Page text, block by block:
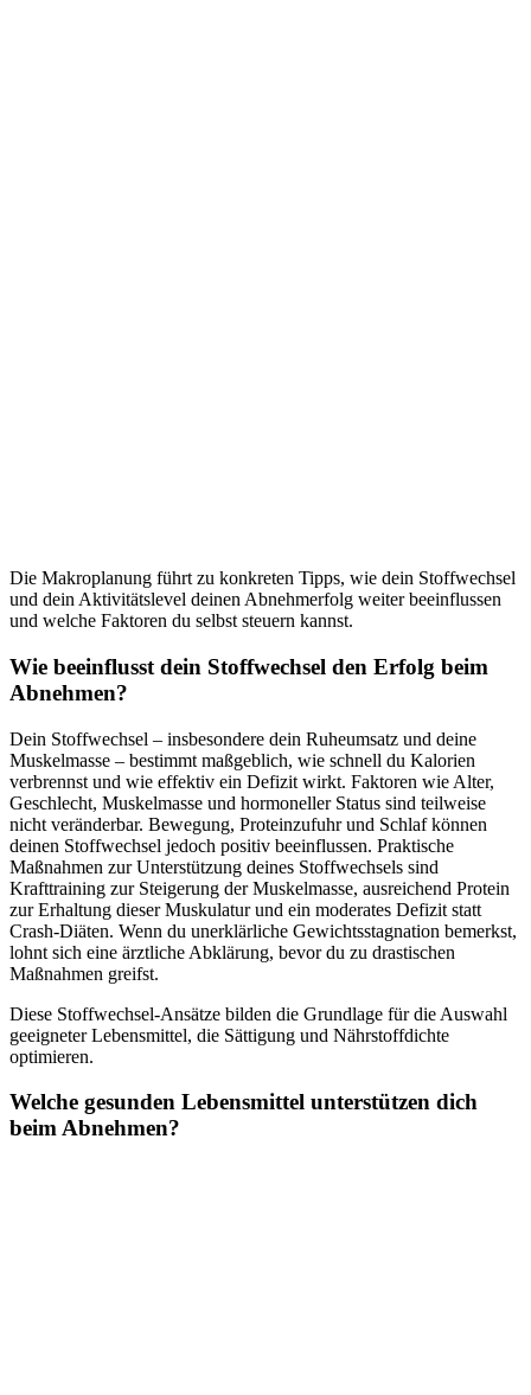
Die Makroplanung führt zu konkreten Tipps, wie dein Stoffwechsel
und dein Aktivitätslevel deinen Abnehmerfolg weiter beeinflussen
und welche Faktoren du selbst steuern kannst.
Wie beeinflusst dein Stoffwechsel den Erfolg beim
Abnehmen?
Dein Stoffwechsel – insbesondere dein Ruheumsatz und deine
Muskelmasse – bestimmt maßgeblich, wie schnell du Kalorien
verbrennst und wie effektiv ein Defizit wirkt. Faktoren wie Alter,
Geschlecht, Muskelmasse und hormoneller Status sind teilweise
nicht veränderbar. Bewegung, Proteinzufuhr und Schlaf können
deinen Stoffwechsel jedoch positiv beeinflussen. Praktische
Maßnahmen zur Unterstützung deines Stoffwechsels sind
Krafttraining zur Steigerung der Muskelmasse, ausreichend Protein
zur Erhaltung dieser Muskulatur und ein moderates Defizit statt
Crash-Diäten. Wenn du unerklärliche Gewichtsstagnation bemerkst,
lohnt sich eine ärztliche Abklärung, bevor du zu drastischen
Maßnahmen greifst.
Diese Stoffwechsel-Ansätze bilden die Grundlage für die Auswahl
geeigneter Lebensmittel, die Sättigung und Nährstoffdichte
optimieren.
Welche gesunden Lebensmittel unterstützen dich
beim Abnehmen?